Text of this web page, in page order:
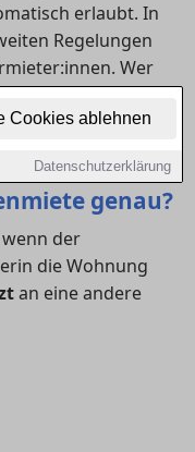
Cookies ablehnen
Datenschutzerklärung
erlaubt. In
Regelungen
Wer
weitervermieten
Grundlagen
genau?
der
die Wohnung
an eine andere